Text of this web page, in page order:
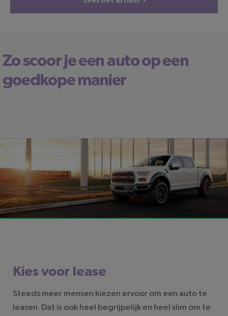
Zo scoor je een auto op een
goedkope manier
LEESTIJD: 3 MINUTEN
Kies voor lease
Steeds meer mensen kiezen ervoor om een auto te
leasen. Dat is ook heel begrijpelijk en heel slim om te